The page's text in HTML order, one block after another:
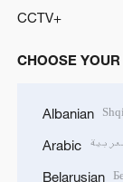
CCTV+
CHOOSE
Albanian
Arabic
Belarusian